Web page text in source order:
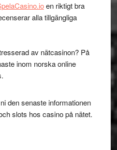
en riktigt bra
alla tillgängliga
av nätcasinon? På
inom norska online
den senaste informationen
slots hos casino på nätet.